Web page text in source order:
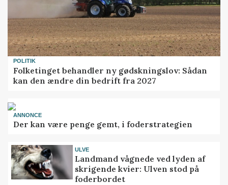
POLITIK
Folketinget behandler ny gødskningslov: Sådan
kan den ændre din bedrift fra 2027
ANNONCE
Der kan være penge gemt, i foderstrategien
ULVE
Landmand vågnede ved lyden af
skrigende kvier: Ulven stod på
foderbordet